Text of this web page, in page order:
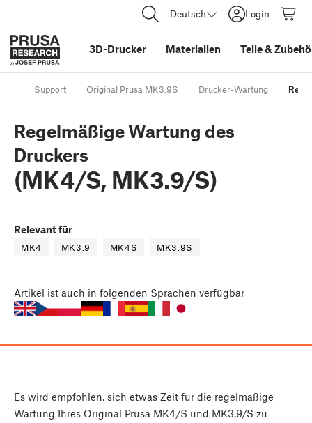
Deutsch Login
3D-Drucker Materialien Teile&
Support Original Prusa MK3.9S Drucker-Wartung
Regelmäßige Wartung des
Druckers
(MK4/S, MK3.9/S)
Relevant für
MK4 MK3.9 MK4S MK3.9S
Artikel ist auch in folgenden Sprachen verfügbar
Es wird empfohlen, sich etwas Zeit für die regelmäßige
Wartung Ihres Original Prusa MK4/S und MK3.9/S zu